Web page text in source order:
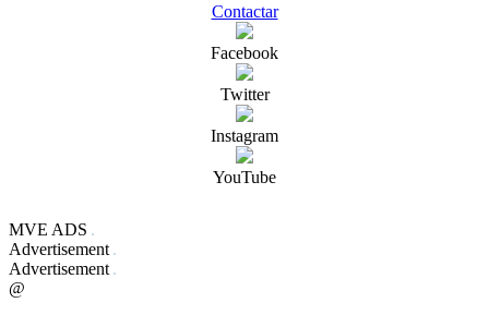
Contactar
Facebook
Twitter
Instagram
YouTube
MVE ADS
Advertisement
Advertisement
@